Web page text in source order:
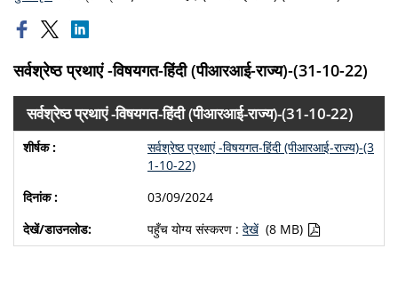
सर्वश्रेष्ठ प्रथाएं -विषयगत-हिंदी (पीआरआई-राज्य)-(31-10-22)
सर्वश्रेष्ठ प्रथाएं -विषयगत-हिंदी (पीआरआई-राज्य)-(31-10-22)
सर्वश्रेष्ठ प्रथाएं -विषयगत-हिंदी (पीआरआई-राज्य)-(3
1-10-22)
03/09/2024
पहुँच योग्य संस्करण : देखें (8 MB)